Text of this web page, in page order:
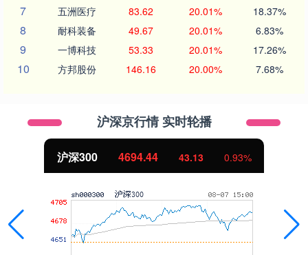
7 五洲医疗 83.62 20.01% 18.37%
8 耐科装备 49.67 20.01% 6.83%
9 一博科技 53.33 20.01% 17.26%
10 方邦股份 146.16 20.00% 7.68%
沪深京行情 实时轮播
沪深300 4694.44 43.13 0.93%